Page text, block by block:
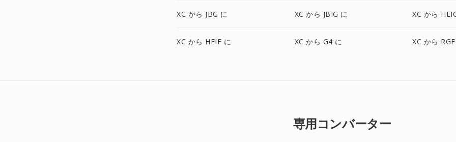
XC から JBG に XC から JBIG に XC から
XC から HEIF に XC から G4 に XC から
専用コンバーター